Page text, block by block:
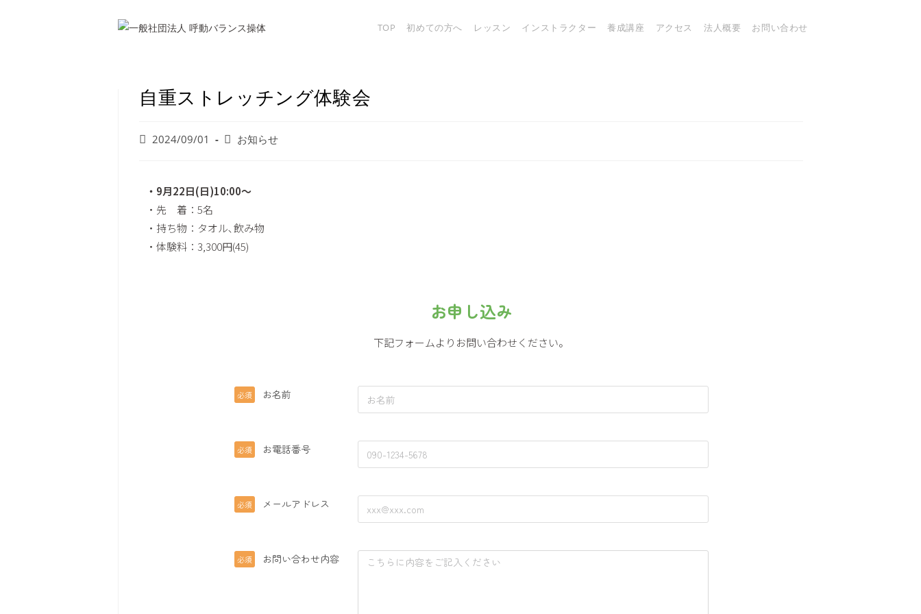
TOP 初めての方へ レッスン インストラクター 養成講座 アクセス 法人概要 お問い合わせ
自重ストレッチング体験会
2024/09/01 お知らせ
・9月22日(日)10:00〜
・先 着：5名
・持ち物：タオル､飲み物
・体験料：3,300円(45)
お申し込み
下記フォームよりお問い合わせください。
必須 お名前
必須 お電話番号
必須 メールアドレス
必須 お問い合わせ内容